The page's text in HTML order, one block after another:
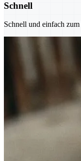
Schnell
Schnell und einfach